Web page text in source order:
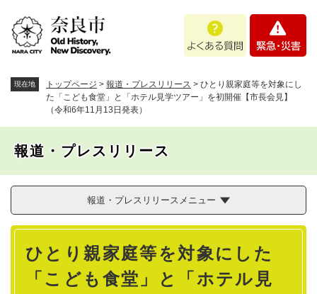
。
あ
問
・
現在地 トップページ > 報道・プレスリリース > ひとり親家庭等を対象にし
た「こども食堂」と「ホテル見学ツアー」を初開催【市長会見】
（令和6年11月13日発表）
報道・プレスリリース
報道・プレスリリースメニュー
本
ひとり親家庭等を対象にした
「こども食堂」と「ホテル見